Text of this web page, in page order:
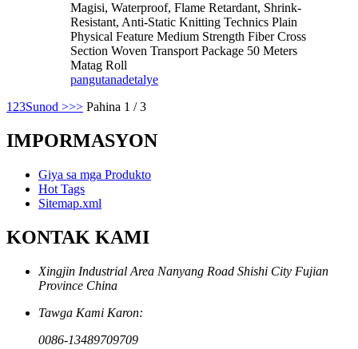
Magisi, Waterproof, Flame Retardant, Shrink-
Resistant, Anti-Static Knitting Technics Plain
Physical Feature Medium Strength Fiber Cross
Section Woven Transport Package 50 Meters
Matag Roll
pangutanadetalye
1 23Sunod >>> Pahina 1 / 3
IMPORMASYON
Giya sa mga Produkto
Hot Tags
Sitemap.xml
KONTAK KAMI
Xingjin Industrial Area Nanyang Road Shishi City Fujian
Province China
Tawga Kami Karon:
0086-13489709709